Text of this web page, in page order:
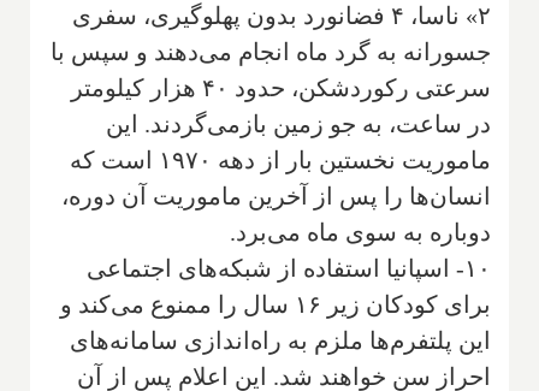
۲» ناسا، ۴ فضانورد بدون پهلوگیری، سفری
جسورانه به گرد ماه انجام می‌دهند و سپس با
سرعتی رکوردشکن، حدود ۴۰ هزار کیلومتر
در ساعت، به جو زمین بازمی‌گردند. این
ماموریت نخستین بار از دهه ۱۹۷۰ است که
انسان‌ها را پس از آخرین ماموریت آن دوره،
دوباره به سوی ماه می‌برد.
۱۰- اسپانیا استفاده از شبکه‌های اجتماعی
برای کودکان زیر ۱۶ سال را ممنوع می‌کند و
این پلتفرم‌ها ملزم به راه‌اندازی سامانه‌های
احراز سن خواهند شد. این اعلام پس از آن